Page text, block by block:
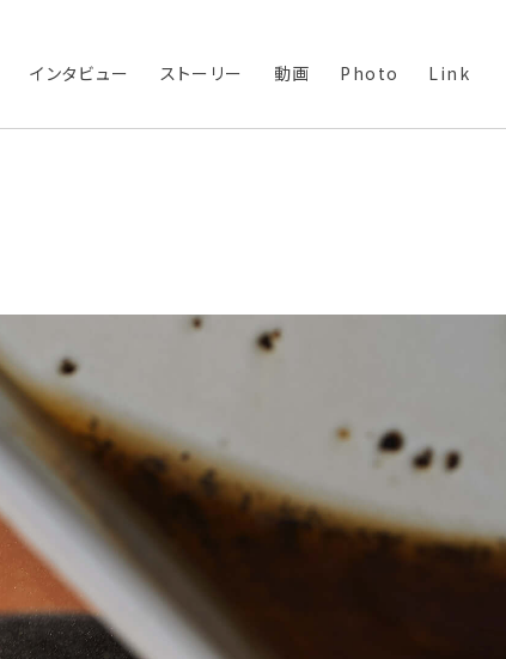
インタビュー ストーリー 動画 Photo Link